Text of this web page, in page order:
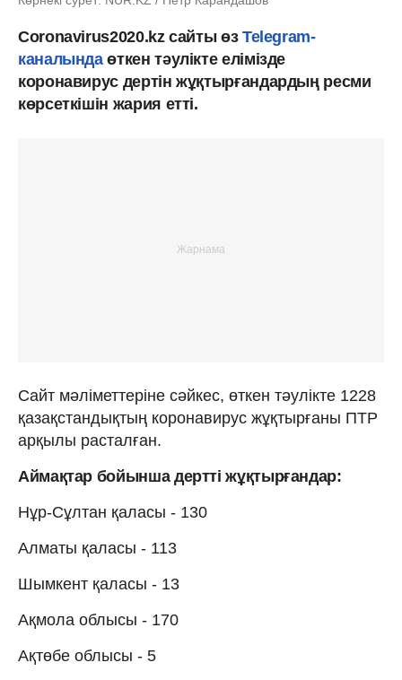
Coronavirus2020.kz сайты өзTelegram-
каналындаөткен тәулікте елімізде
коронавирус дертін жұқтырғандардың ресми
көрсеткішін жария етті.
Сайт мәліметтеріне сәйкес, өткен тәулікте 1228
қазақстандықтың коронавирус жұқтырғаны ПТР
арқылы расталған.
Аймақтар бойынша дертті жұқтырғандар:
Нұр-Сұлтан қаласы - 130
Алматы қаласы - 113
Шымкент қаласы - 13
Ақмола облысы - 170
Ақтөбе облысы - 5